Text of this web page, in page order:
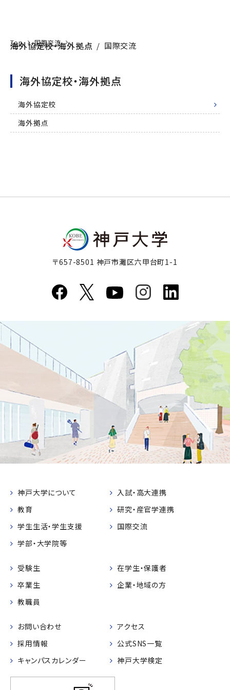
海外協定校・海外拠点 国際交流
Top 国際交流
海外協定校・海外拠点
海外協定校
海外拠点
〒657-8501 神戸市灘区六甲台町1-1
神戸大学について
入試・高大連携
教育
研究・産官学連携
学生生活・学生支援
国際交流
学部・大学院等
受験生
在学生・保護者
卒業生
企業・地域の方
教職員
お問い合わせ
アクセス
採用情報
公式SNS一覧
キャンパスカレンダー
神戸大学検定